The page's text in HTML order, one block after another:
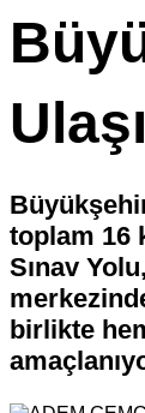
toplam 16
Sınav
birlikte